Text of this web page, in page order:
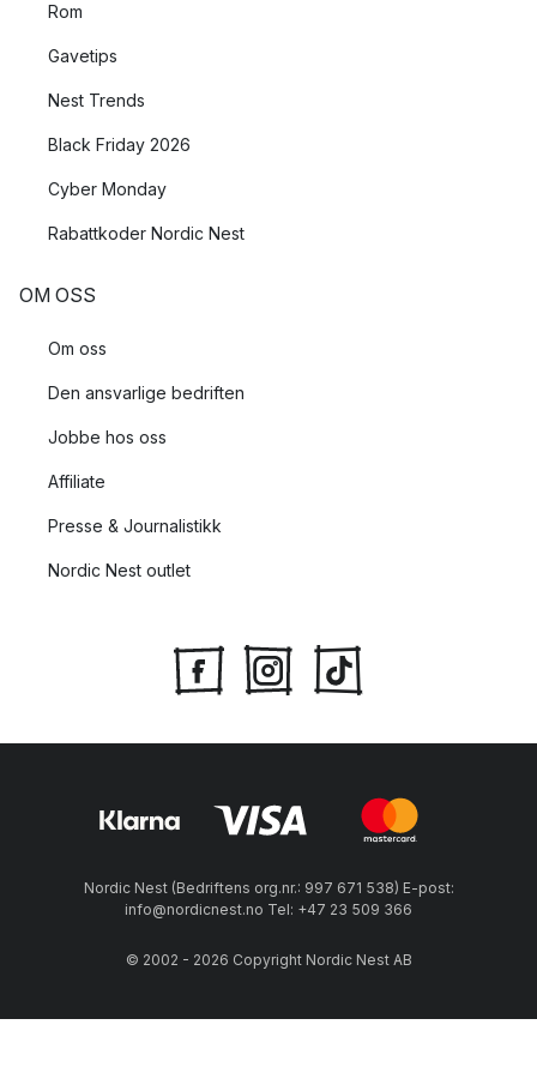
Rom
Gavetips
Nest Trends
Black Friday 2026
Cyber Monday
Rabattkoder Nordic Nest
OM OSS
Om oss
Den ansvarlige bedriften
Jobbe hos oss
Affiliate
Presse & Journalistikk
Nordic Nest outlet
Nordic Nest (Bedriftens org.nr.: 997 671 538) E-post:
info@nordicnest.no Tel: +47 23 509 366
© 2002 - 2026 Copyright Nordic Nest AB